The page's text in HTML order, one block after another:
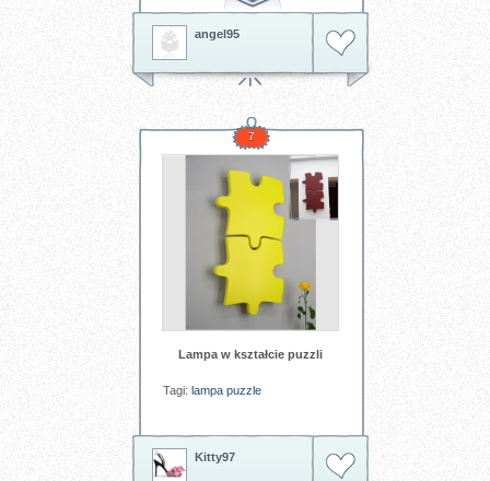
angel95
7
Lampa w kształcie puzzli
Tagi: lampa puzzle
Kitty97